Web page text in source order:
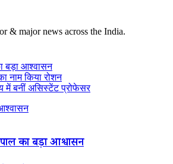
& major news across the India.
बड़ा आश्वासन
नाम किया रोशन
में बनीं असिस्टेंट प्रोफेसर
का बड़ा आश्वासन